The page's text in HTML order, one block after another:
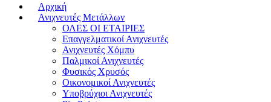
Αρχική
Ανιχνευτές Μετάλλων
ΟΛΕΣ ΟΙ ΕΤΑΙΡΙΕΣ
Επαγγελματικοί Ανιχνευτές
Ανιχνευτές Χόμπυ
Παλμικοί Ανιχνευτές
Φυσικός Χρυσός
Οικονομικοί Ανιχνευτές
Υποβρύχιοι Ανιχνευτές